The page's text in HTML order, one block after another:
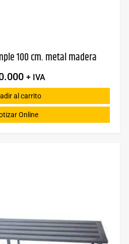
100 cm. metal madera
+ IVA
al carrito
Online